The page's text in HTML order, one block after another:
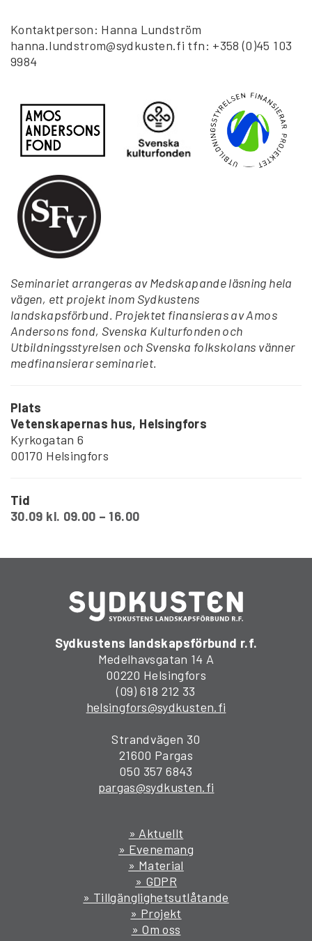
Kontaktperson: Hanna Lundström
hanna.lundstrom@sydkusten.fi tfn: +358 (0)45 103
9984
Seminariet arrangeras av Medskapande läsning hela
vägen, ett projekt inom Sydkustens
landskapsförbund. Projektet finansieras av Amos
Andersons fond, Svenska Kulturfonden och
Utbildningsstyrelsen och Svenska folkskolans vänner
medfinansierar seminariet.
Plats
Vetenskapernas hus, Helsingfors
Kyrkogatan 6
00170 Helsingfors
Tid
30.09 kl. 09.00 – 16.00
Sydkustens landskapsförbund r.f.
Medelhavsgatan 14 A
00220 Helsingfors
(09) 618 212 33
helsingfors@sydkusten.fi
Strandvägen 30
21600 Pargas
050 357 6843
pargas@sydkusten.fi
» Aktuellt
» Evenemang
» Material
» GDPR
» Tillgänglighetsutlåtande
» Projekt
» Om oss